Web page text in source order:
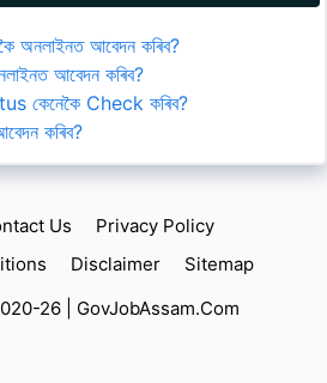
আবেদন কৰিব?
আবেদন কৰিব?
কেনেকৈ Check কৰিব?
কৰিব?
Us
Privacy Policy
Disclaimer
Sitemap
26 | GovJobAssam.Com